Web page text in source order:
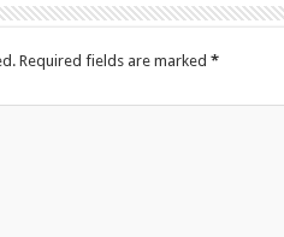
Required fields are marked *